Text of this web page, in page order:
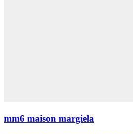
mm6 maison margiela